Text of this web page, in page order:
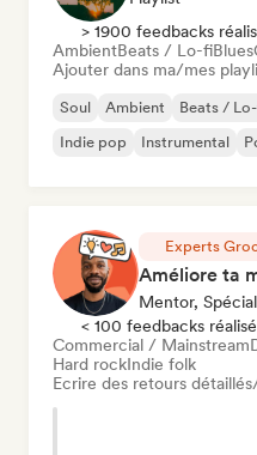
> 1900 feedbacks
AmbientBeats / Lo-fiBlues
Ajouter dans ma/mes
Soul Ambient Beats /
Indie pop
Instrumental
Experts
Mentor,
< 100 feedbacks
Commercial / Mainstream
Hard rockIndie folk
Ecrire des retours